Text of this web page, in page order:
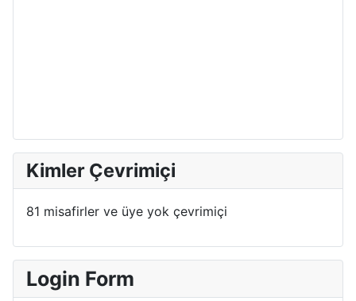
Kimler Çevrimiçi
81 misafirler ve üye yok çevrimiçi
Login Form